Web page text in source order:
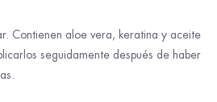
Contienen aloe vera, keratina y aceite
seguidamente después de haber